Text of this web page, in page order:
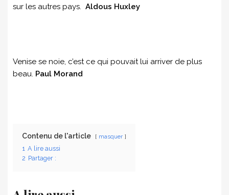
sur les autres pays. Aldous Huxley
Venise se noie, c’est ce qui pouvait lui arriver de plus
beau. Paul Morand
Contenu de l'article masquer
1 A lire aussi
2 Partager :